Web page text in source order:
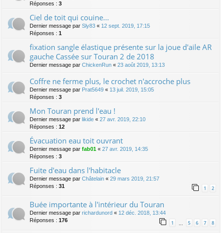
Réponses : 3
Ciel de toit qui couine...
Dernier message par Sly83 « 12 sept. 2019, 17:15
Réponses : 1
fixation sangle élastique présente sur la joue d'aile AR
gauche Cassée sur Touran 2 de 2018
Dernier message par ChickenRun « 23 août 2019, 13:13
Coffre ne ferme plus, le crochet n'accroche plus
Dernier message par Prat5649 « 13 juil. 2019, 15:05
Réponses : 3
Mon Touran prend l'eau !
Dernier message par likide « 27 avr. 2019, 22:10
Réponses : 12
Évacuation eau toit ouvrant
Dernier message par fab01 « 27 avr. 2019, 14:35
Réponses : 3
Fuite d'eau dans l'habitacle
Dernier message par Châtelain « 29 mars 2019, 21:57
Réponses : 31 1 2
Buée importante à l'intérieur du Touran
Dernier message par richardunord « 12 déc. 2018, 13:44
Réponses : 176 1 5 6 7 8